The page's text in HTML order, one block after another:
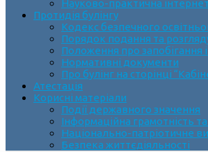
Науково-практична
Протидія булінгу
Кодекс безпечного
Порядок подання та
Положення про запобігання
Нормативні документи
Про булінг на сторінці
Атестація
Корисні матеріали
Події державного значення
Інформаційна грамотність
Національно-патріотичне
Безпека життєдіяльності